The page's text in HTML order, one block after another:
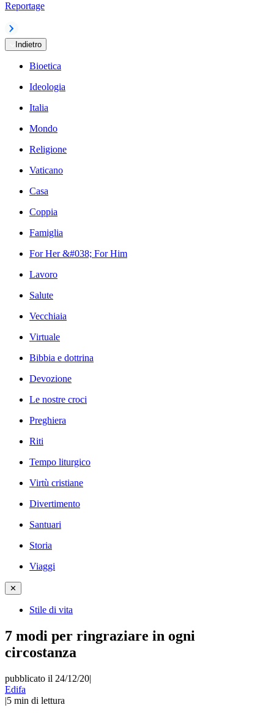
Reportage
Indietro
Bioetica
Ideologia
Italia
Mondo
Religione
Vaticano
Casa
Coppia
Famiglia
For Her &#038; For Him
Lavoro
Salute
Vecchiaia
Virtuale
Bibbia e dottrina
Devozione
Le nostre croci
Preghiera
Riti
Tempo liturgico
Virtù cristiane
Divertimento
Santuari
Storia
Viaggi
✕
Stile di vita
7 modi per ringraziare in ogni
circostanza
pubblicato il 24/12/20|
Edifa
|5 min di lettura